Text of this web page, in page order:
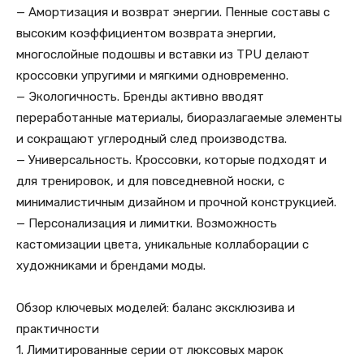
— Амортизация и возврат энергии. Пенные составы с
высоким коэффициентом возврата энергии,
многослойные подошвы и вставки из TPU делают
кроссовки упругими и мягкими одновременно.
— Экологичность. Бренды активно вводят
переработанные материалы, биоразлагаемые элементы
и сокращают углеродный след производства.
— Универсальность. Кроссовки, которые подходят и
для тренировок, и для повседневной носки, с
минималистичным дизайном и прочной конструкцией.
— Персонализация и лимитки. Возможность
кастомизации цвета, уникальные коллаборации с
художниками и брендами моды.
Обзор ключевых моделей: баланс эксклюзива и
практичности
1. Лимитированные серии от люксовых марок